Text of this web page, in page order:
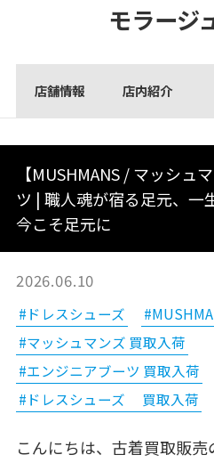
モラージ
店舗情報 店内紹介
【MUSHMANS / マッシュ
ツ | 職人魂が宿る足元、一
今こそ足元に
2026.06.10
#ドレスシューズ
#マッシュマンズ 買取入荷
#エンジニアブーツ 買取入荷
#ドレスシューズ 買取入荷
こんにちは、古着買取販